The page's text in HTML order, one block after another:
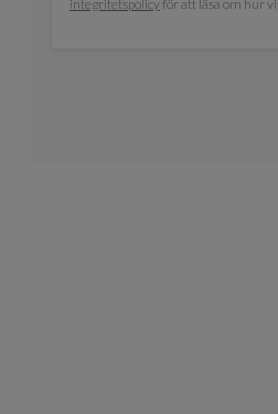
integritetspolicyför att läsa om hur